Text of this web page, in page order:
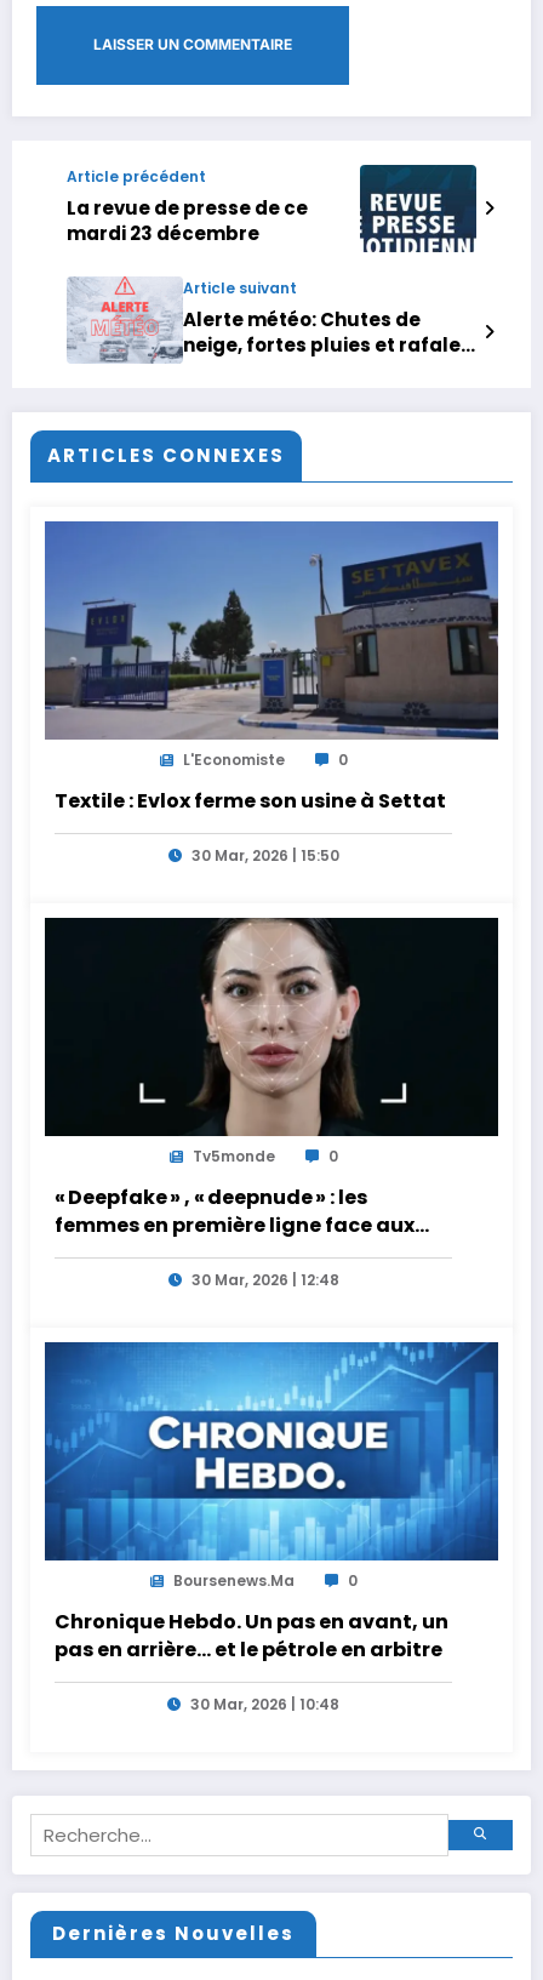
Article précédent
La revue de presse de ce
mardi 23 décembre
Article suivant
Alerte météo: Chutes de
neige, fortes pluies et rafales
ARTICLES CONNEXES
L'Economiste 0
Textile : Evlox ferme son usine à Settat
30 Mar, 2026 | 15:50
Tv5monde 0
« Deepfake » , « deepnude » : les
femmes en première ligne face aux
dangers de l’intelligence artificielle
30 Mar, 2026 | 12:48
Boursenews.ma 0
Chronique Hebdo. Un pas en avant, un
pas en arrière… et le pétrole en arbitre
30 Mar, 2026 | 10:48
Dernières Nouvelles